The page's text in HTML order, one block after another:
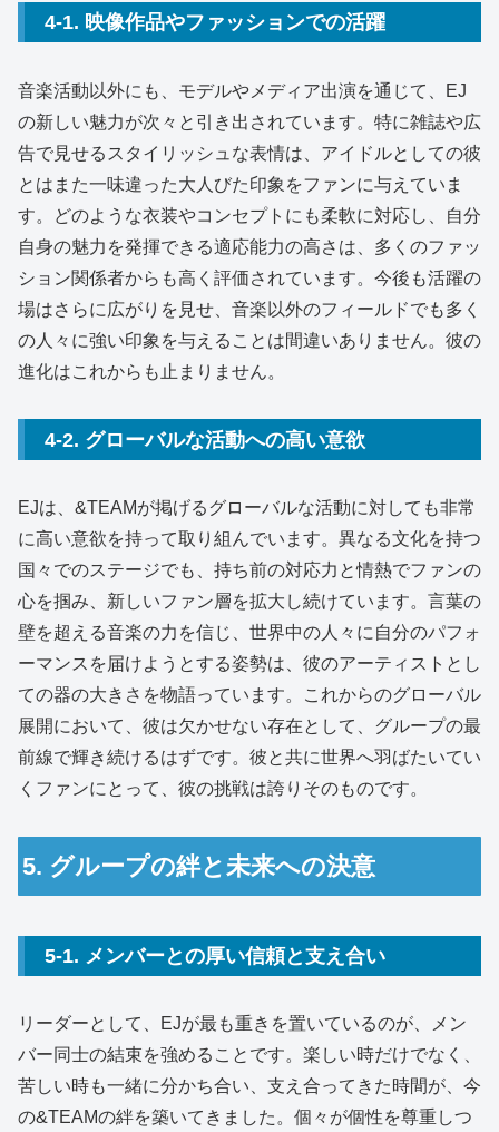
4-1. 映像作品やファッションでの活躍
音楽活動以外にも、モデルやメディア出演を通じて、EJ
の新しい魅力が次々と引き出されています。特に雑誌や広
告で見せるスタイリッシュな表情は、アイドルとしての彼
とはまた一味違った大人びた印象をファンに与えていま
す。どのような衣装やコンセプトにも柔軟に対応し、自分
自身の魅力を発揮できる適応能力の高さは、多くのファッ
ション関係者からも高く評価されています。今後も活躍の
場はさらに広がりを見せ、音楽以外のフィールドでも多く
の人々に強い印象を与えることは間違いありません。彼の
進化はこれからも止まりません。
4-2. グローバルな活動への高い意欲
EJは、&TEAMが掲げるグローバルな活動に対しても非常
に高い意欲を持って取り組んでいます。異なる文化を持つ
国々でのステージでも、持ち前の対応力と情熱でファンの
心を掴み、新しいファン層を拡大し続けています。言葉の
壁を超える音楽の力を信じ、世界中の人々に自分のパフォ
ーマンスを届けようとする姿勢は、彼のアーティストとし
ての器の大きさを物語っています。これからのグローバル
展開において、彼は欠かせない存在として、グループの最
前線で輝き続けるはずです。彼と共に世界へ羽ばたいてい
くファンにとって、彼の挑戦は誇りそのものです。
5. グループの絆と未来への決意
5-1. メンバーとの厚い信頼と支え合い
リーダーとして、EJが最も重きを置いているのが、メン
バー同士の結束を強めることです。楽しい時だけでなく、
苦しい時も一緒に分かち合い、支え合ってきた時間が、今
の&TEAMの絆を築いてきました。個々が個性を尊重しつ